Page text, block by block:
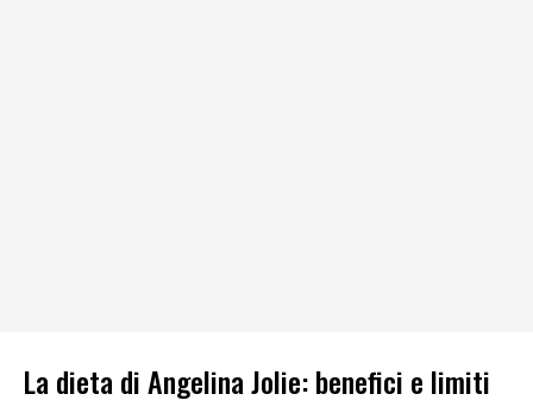
La dieta di Angelina Jolie: benefici e limiti